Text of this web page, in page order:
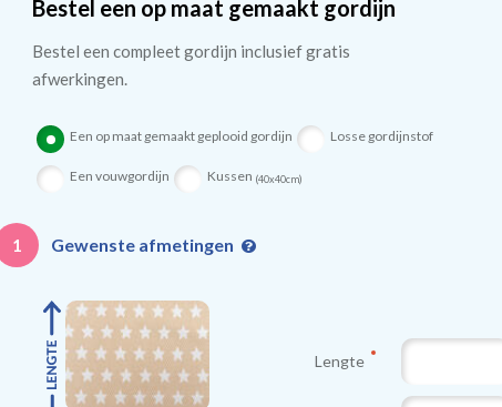
Bestel een op maat gemaakt gordijn
Bestel een compleet gordijn inclusief gratis
afwerkingen.
Een op maat gemaakt geplooid gordijn Losse gordijnstof
Een vouwgordijn Kussen (40x40cm)
1 Gewenste afmetingen
Lengte